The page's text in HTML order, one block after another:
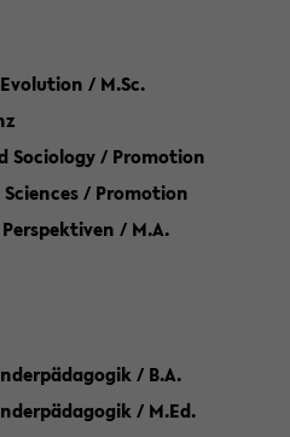
/ M.Sc.
Sociology / Promotion
/ Promotion
/ M.A.
/ B.A.
/ M.Ed.